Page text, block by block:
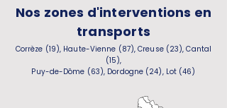
Nos zones d'interventions en
transports
Corrèze (19), Haute-Vienne (87), Creuse (23), Cantal
(15),
Puy-de-Dôme (63), Dordogne (24), Lot (46)